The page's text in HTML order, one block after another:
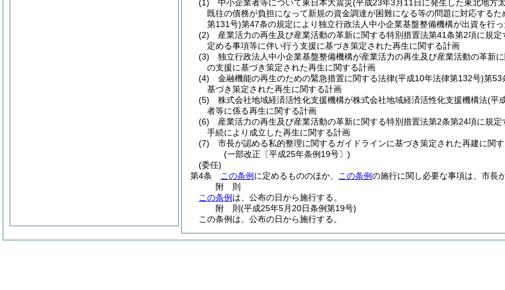
(1)
中小企業者等について東日本大震災(平成23年3月11日に発生した東北地方
既往の債務が負担になって新規の資金調達が困難になる等の問題に対応する
第131号)第47条の規定により独立行政法人中小企業基盤整備機構が出資を行
(2)
産業活力の再生及び産業活動の革新に関する特別措置法第41条第2項に規
定める事項等に伴い行う支援に基づき策定された再生に関する計画
(3)
独立行政法人中小企業基盤整備機構が産業活力の再生及び産業活動の革新
の支援に基づき策定された再生に関する計画
(4)
金融機能の再生のための緊急措置に関する法律(平成10年法律第132号)第53
基づき策定された再生に関する計画
(5)
株式会社地域経済活性化支援機構が株式会社地域経済活性化支援機構法(平
者等に係る再生に関する計画
(6)
産業活力の再生及び産業活動の革新に関する特別措置法第2条第24項に規
手続により成立した再生に関する計画
(7)
市長が認める私的整理に関するガイドラインに基づき策定された再建に関
(一部改正〔平成25年条例19号〕)
(委任)
第4条
この条例 に定めるもののほか、 この条例の施行に関し必要な事項は、市長
附 則
この条例 は、公布の日から施行する。
附 則(平成25年5月20日条例第19号)
この条例は、公布の日から施行する。